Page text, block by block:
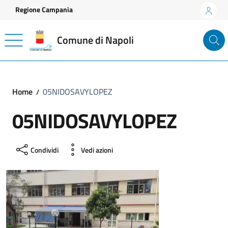
Vai ai contenuti
Vai al footer
Regione Campania
Comune di Napoli
Home 05NIDOSAVYLOPEZ
05NIDOSAVYLOPEZ
Condividi Vedi azioni